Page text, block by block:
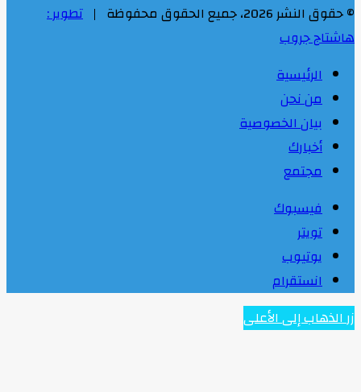
© حقوق النشر 2026، جميع الحقوق محفوظة |
تطوير :
هاشتاج جروب
الرئيسية
من نحن
بيان الخصوصية
أخبارك
مجتمع
فيسبوك
تويتر
يوتيوب
انستقرام
زر الذهاب إلى الأعلى